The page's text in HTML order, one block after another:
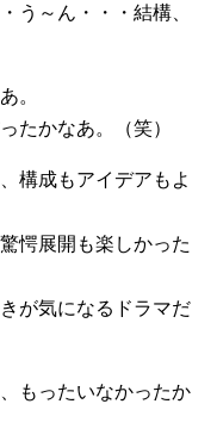
う～ん・・・結構、
。
たかなあ。（笑）
構成もアイデアもよ
愕展開も楽しかった
が気になるドラマだ
もったいなかったか